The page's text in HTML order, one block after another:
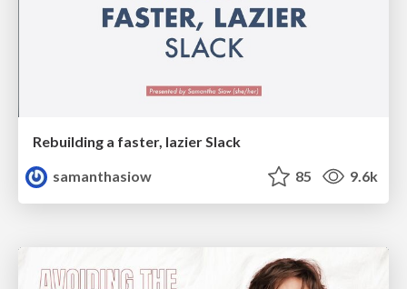
Rebuilding a faster, lazier Slack
samanthasiow
85 9.6k